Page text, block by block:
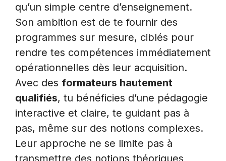
qu’un simple centre d’enseignement.
Son ambition est de te fournir des
programmes sur mesure, ciblés pour
rendre tes compétences immédiatement
opérationnelles dès leur acquisition.
Avec des formateurs hautement
qualifiés, tu bénéficies d’une pédagogie
interactive et claire, te guidant pas à
pas, même sur des notions complexes.
Leur approche ne se limite pas à
transmettre des notions théoriques